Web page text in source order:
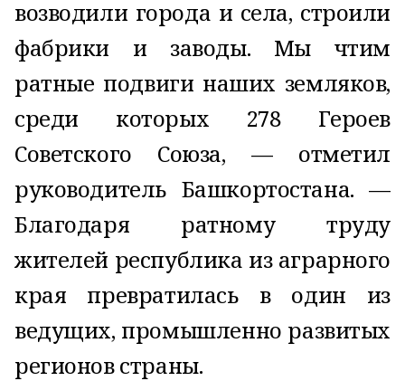
возводили города и села, строили
фабрики и заводы. Мы чтим
ратные подвиги наших земляков,
среди которых 278 Героев
Советского Союза, — отметил
руководитель Башкортостана. —
Благодаря ратному труду
жителей республика из аграрного
края превратилась в один из
ведущих, промышленно развитых
регионов страны.